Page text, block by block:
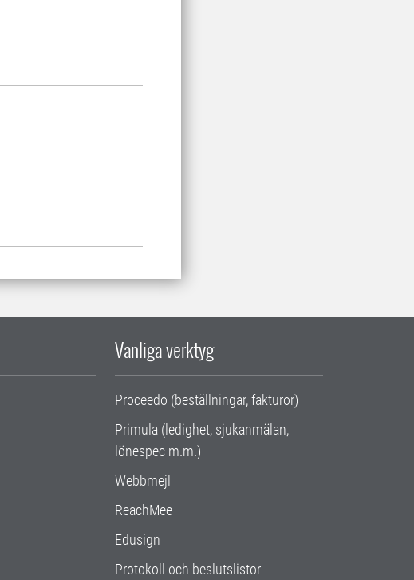
Vanliga verktyg
Proceedo (beställningar, fakturor)
Primula (ledighet, sjukanmälan,
lönespec m.m.)
Webbmejl
ReachMee
Edusign
Protokoll och beslutslistor